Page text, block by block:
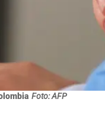
Foto: AFP